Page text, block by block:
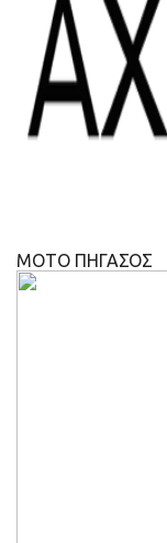
ΜΟΤΟ ΠΗΓΑΣΟΣ